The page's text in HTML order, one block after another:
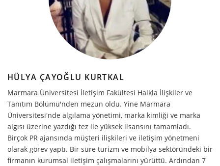
HÜLYA ÇAYOĞLU KURTKAL
Marmara Üniversitesi İletişim Fakültesi Halkla İlişkiler ve
Tanıtım Bölümü'nden mezun oldu. Yine Marmara
Üniversitesi'nde algılama yönetimi, marka kimliği ve marka
algısı üzerine yazdığı tez ile yüksek lisansını tamamladı.
Birçok PR ajansında müşteri ilişkileri ve iletişim yönetmeni
olarak görev yaptı. Bir süre turizm ve mobilya sektöründeki bir
firmanın kurumsal iletişim çalışmalarını yürüttü. Ardından 7